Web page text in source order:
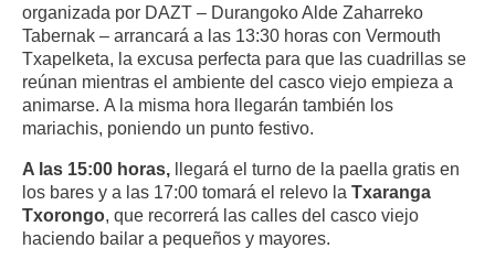
organizada por DAZT – Durangoko Alde Zaharreko
Tabernak – arrancará a las 13:30 horas con Vermouth
Txapelketa, la excusa perfecta para que las cuadrillas se
reúnan mientras el ambiente del casco viejo empieza a
animarse. A la misma hora llegarán también los
mariachis, poniendo un punto festivo.
A las 15:00 horas, llegará el turno de la paella gratis en
los bares y a las 17:00 tomará el relevo la Txaranga
Txorongo, que recorrerá las calles del casco viejo
haciendo bailar a pequeños y mayores.